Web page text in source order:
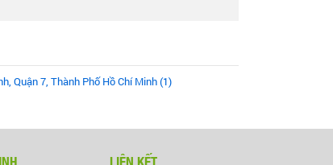
Quận 7, Thành Phố Hồ Chí Minh (1)